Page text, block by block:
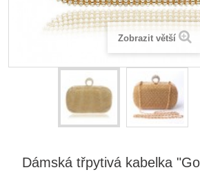
Zobrazit větší
Dámská třpytivá kabelka